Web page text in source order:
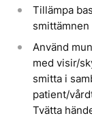
Tillämpa
Använd
med visir/
smitta i
patient/
Tvätta